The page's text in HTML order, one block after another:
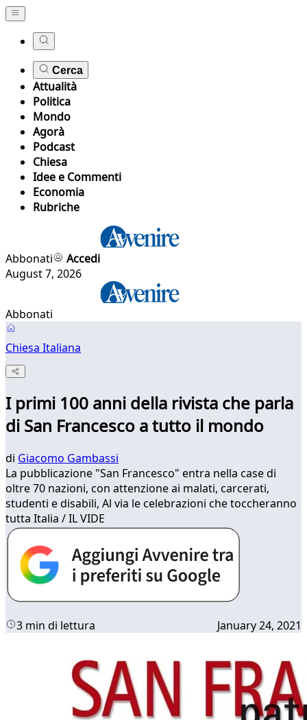
Cerca
Attualità
Politica
Mondo
Agorà
Podcast
Chiesa
Idee e Commenti
Economia
Rubriche
Abbonati
Accedi
August 7, 2026
Abbonati
Chiesa Italiana
I primi 100 anni della rivista che parla
di San Francesco a tutto il mondo
di Giacomo Gambassi
La pubblicazione "San Francesco" entra nella case di
oltre 70 nazioni, con attenzione ai malati, carcerati,
studenti e disabili, Al via le celebrazioni che toccheranno
tutta Italia / IL VIDE
3 min di lettura January 24, 2021